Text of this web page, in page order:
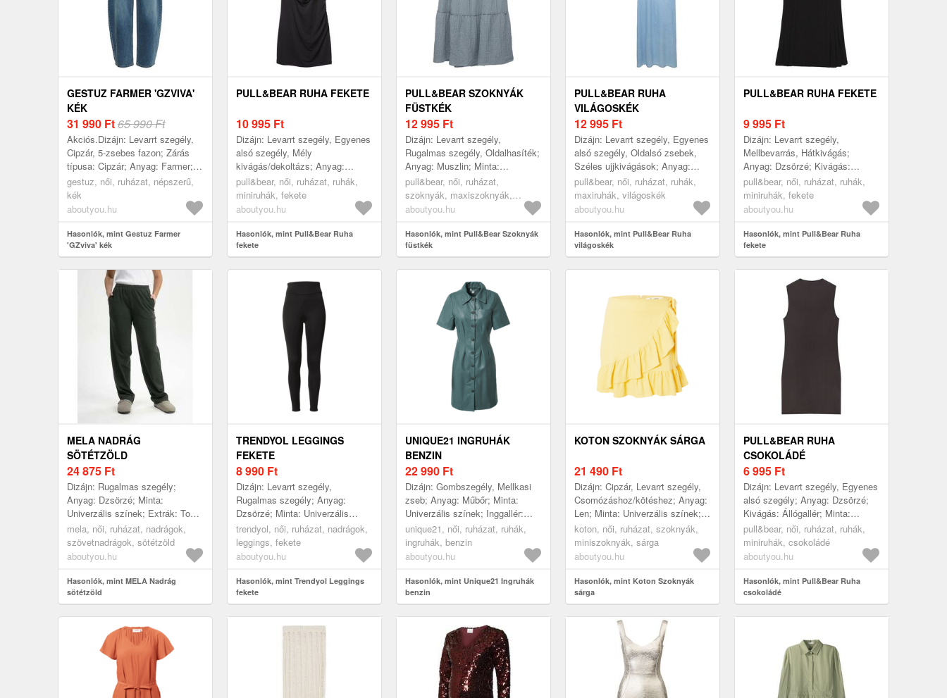
GESTUZ FARMER 'GZVIVA'
KÉK
31 990 Ft65 990 Ft
Akciós.Dizájn: Levarrt szegély,
Cipzár, 5-zsebes fazon; Zárás
típusa: Cipzár; Anyag: Farmer;
Minta: Univerzális színek;
Extrák: Mosás hatása, Rögzített
fo...
gestuz, női, ruházat, népszerű,
kék
aboutyou.hu
Hasonlók, mint Gestuz Farmer
'GZviva' kék
PULL&BEAR RUHA FEKETE
10 995 Ft
Dizájn: Levarrt szegély, Egyenes
alsó szegély, Mély
kivágás/dekoltázs; Anyag:
Dzsörzé; Kivágás: Ejtett
kivágás; Minta: Univerzális
színek; Pánttípu...
pull&bear, női, ruházat, ruhák,
miniruhák, fekete
aboutyou.hu
Hasonlók, mint Pull&Bear Ruha
fekete
PULL&BEAR SZOKNYÁK
FÜSTKÉK
12 995 Ft
Dizájn: Levarrt szegély,
Rugalmas szegély, Oldalhasíték;
Anyag: Muszlin; Minta:
Univerzális színek;
Szoknyaforma: Fodros szoknya;
Részletek: Fodrok...
pull&bear, női, ruházat,
szoknyák, maxiszoknyák,
füstkék
aboutyou.hu
Hasonlók, mint Pull&Bear Szoknyák
füstkék
PULL&BEAR RUHA
VILÁGOSKÉK
12 995 Ft
Dizájn: Levarrt szegély, Egyenes
alsó szegély, Oldalsó zsebek,
Széles ujjkivágások; Anyag:
Pamut; Kivágás: Szögletes
kivágás; Minta: Univerzális sz...
pull&bear, női, ruházat, ruhák,
maxiruhák, világoskék
aboutyou.hu
Hasonlók, mint Pull&Bear Ruha
világoskék
PULL&BEAR RUHA FEKETE
9 995 Ft
Dizájn: Levarrt szegély,
Mellbevarrás, Hátkivágás;
Anyag: Dzsörzé; Kivágás:
Kereknyakú kivágás; Minta:
Univerzális színek; Pánttípus:
Normál pánt; ...
pull&bear, női, ruházat, ruhák,
miniruhák, fekete
aboutyou.hu
Hasonlók, mint Pull&Bear Ruha
fekete
MELA NADRÁG
SÖTÉTZÖLD
24 875 Ft
Dizájn: Rugalmas szegély;
Anyag: Dzsörzé; Minta:
Univerzális színek; Extrák: Ton
inTon tűzések; Hossz:
Hosszú/maxi; Fazon:
Szabványos; Testmagasság...
mela, női, ruházat, nadrágok,
szövetnadrágok, sötétzöld
aboutyou.hu
Hasonlók, mint MELA Nadrág
sötétzöld
TRENDYOL LEGGINGS
FEKETE
8 990 Ft
Dizájn: Levarrt szegély,
Rugalmas szegély; Anyag:
Dzsörzé; Minta: Univerzális
színek; Extrák: Ton inTon
tűzések, Rögzített fogantyú;
Hossz: Hosszú/...
trendyol, női, ruházat, nadrágok,
leggings, fekete
aboutyou.hu
Hasonlók, mint Trendyol Leggings
fekete
UNIQUE21 INGRUHÁK
BENZIN
22 990 Ft
Dizájn: Gombszegély, Mellkasi
zseb; Anyag: Műbőr; Minta:
Univerzális színek; Inggallér:
Kent gallér; Extrák: Ton inTon
tűzések, Sima szövet; Hossz:...
unique21, női, ruházat, ruhák,
ingruhák, benzin
aboutyou.hu
Hasonlók, mint Unique21 Ingruhák
benzin
KOTON SZOKNYÁK SÁRGA
21 490 Ft
Dizájn: Cipzár, Levarrt szegély,
Csomózáshoz/kötéshez; Anyag:
Len; Minta: Univerzális színek;
Szoknyaforma: Fodros szoknya;
Részletek: Fodrok, Átla...
koton, női, ruházat, szoknyák,
miniszoknyák, sárga
aboutyou.hu
Hasonlók, mint Koton Szoknyák
sárga
PULL&BEAR RUHA
CSOKOLÁDÉ
6 995 Ft
Dizájn: Levarrt szegély, Egyenes
alsó szegély; Anyag: Dzsörzé;
Kivágás: Állógallér; Minta:
Univerzális színek; Extrák: Ton
inTon tűzések, Lágy foga...
pull&bear, női, ruházat, ruhák,
miniruhák, csokoládé
aboutyou.hu
Hasonlók, mint Pull&Bear Ruha
csokoládé